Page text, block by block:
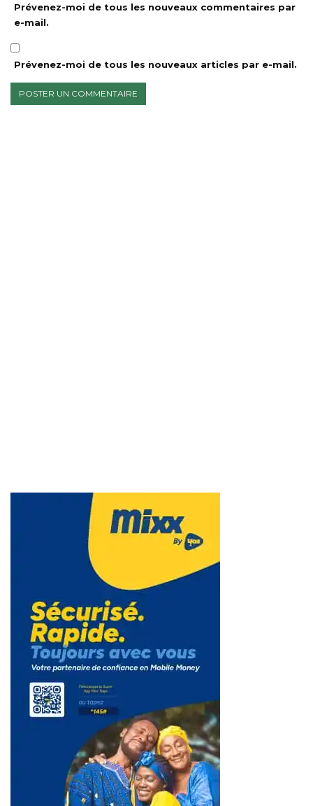
Prévenez-moi de tous les nouveaux commentaires par
e-mail.
Prévenez-moi de tous les nouveaux articles par e-mail.